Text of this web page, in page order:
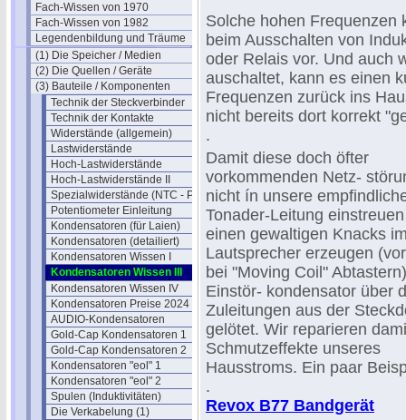
Fach-Wissen von 1970
Fach-Wissen von 1982
Legendenbildung und Träume
(1) Die Speicher / Medien
(2) Die Quellen / Geräte
(3) Bauteile / Komponenten
Technik der Steckverbinder
Technik der Kontakte
Widerstände (allgemein)
Lastwiderstände
Hoch-Lastwiderstände
Hoch-Lastwiderstände II
Spezialwiderstände (NTC - PTC)
Potentiometer Einleitung
Kondensatoren (für Laien)
Kondensatoren (detailiert)
Kondensatoren Wissen I
Kondensatoren Wissen III
Kondensatoren Wissen IV
Kondensatoren Preise 2024
AUDIO-Kondensatoren
Gold-Cap Kondensatoren 1
Gold-Cap Kondensatoren 2
Kondensatoren "eol" 1
Kondensatoren "eol" 2
Spulen (Induktivitäten)
Die Verkabelung (1)
Solche hohen Frequenzen
beim Ausschalten von
oder Relais vor. Und auch
auschaltet, kann es einen
Frequenzen zurück ins
nicht bereits dort korrekt
.
Damit diese doch öfter
vorkommenden Netz-
nicht ín unsere
Tonader-Leitung
einen gewaltigen Knacks
Lautsprecher erzeugen
bei "Moving Coil"
Einstör- kondensator über
Zuleitungen aus der
gelötet. Wir reparieren
Schmutzeffekte unseres
Hausstroms. Ein paar
.
Revox B77 Bandgerät